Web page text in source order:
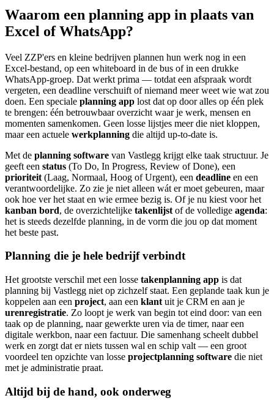
Waarom een planning app in plaats van
Excel of WhatsApp?
Veel ZZP'ers en kleine bedrijven plannen hun werk nog in een
Excel-bestand, op een whiteboard in de bus of in een drukke
WhatsApp-groep. Dat werkt prima — totdat een afspraak wordt
vergeten, een deadline verschuift of niemand meer weet wie wat zou
doen. Een speciale planning app lost dat op door alles op één plek
te brengen: één betrouwbaar overzicht waar je werk, mensen en
momenten samenkomen. Geen losse lijstjes meer die niet kloppen,
maar een actuele werkplanning die altijd up-to-date is.
Met de planning software van Vastlegg krijgt elke taak structuur. Je
geeft een status (To Do, In Progress, Review of Done), een
prioriteit (Laag, Normaal, Hoog of Urgent), een deadline en een
verantwoordelijke. Zo zie je niet alleen wát er moet gebeuren, maar
ook hoe ver het staat en wie ermee bezig is. Of je nu kiest voor het
kanban bord, de overzichtelijke takenlijst of de volledige agenda:
het is steeds dezelfde planning, in de vorm die jou op dat moment
het beste past.
Planning die je hele bedrijf verbindt
Het grootste verschil met een losse takenplanning app is dat
planning bij Vastlegg niet op zichzelf staat. Een geplande taak kun je
koppelen aan een project, aan een klant uit je CRM en aan je
urenregistratie. Zo loopt je werk van begin tot eind door: van een
taak op de planning, naar gewerkte uren via de timer, naar een
digitale werkbon, naar een factuur. Die samenhang scheelt dubbel
werk en zorgt dat er niets tussen wal en schip valt — een groot
voordeel ten opzichte van losse projectplanning software die niet
met je administratie praat.
Altijd bij de hand, ook onderweg